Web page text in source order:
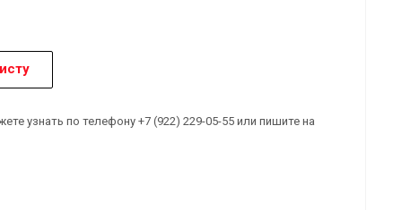
узнать по телефону +7 (922) 229-05-55 или пишите на